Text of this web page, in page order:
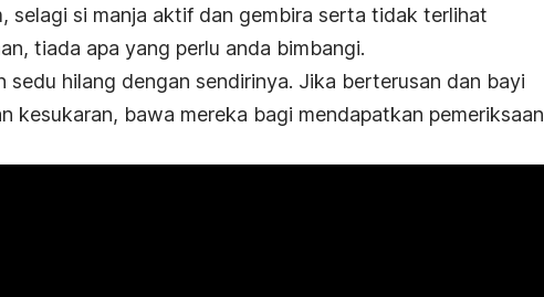
selagi si manja aktif dan gembira serta tidak terlihat
tiada apa yang perlu anda bimbangi.
sedu hilang dengan sendirinya. Jika berterusan dan bayi
kesukaran, bawa mereka bagi mendapatkan pemeriksaan